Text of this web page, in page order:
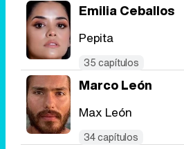
Emilia Ceballos
Pepita
35 capítulos
Marco León
Max León
34 capítulos